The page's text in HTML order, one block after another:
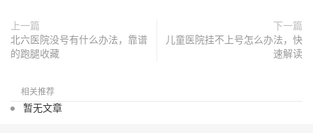
上一篇
北六医院没号有什么办法，靠谱
的跑腿收藏
下一篇
儿童医院挂不上号怎么办法，快
速解读
相关推荐
暂无文章